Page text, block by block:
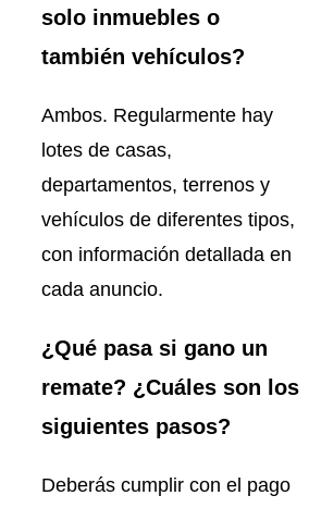
solo inmuebles o
también vehículos?
Ambos. Regularmente hay
lotes de casas,
departamentos, terrenos y
vehículos de diferentes tipos,
con información detallada en
cada anuncio.
¿Qué pasa si gano un
remate? ¿Cuáles son los
siguientes pasos?
Deberás cumplir con el pago